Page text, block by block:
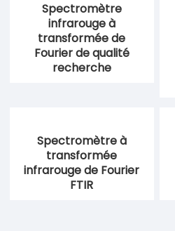
Spectromètre
infrarouge à
transformée de
Fourier de qualité
recherche
Spectromètre à
transformée
infrarouge de Fourier
FTIR